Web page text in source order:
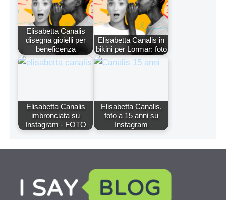
Elisabetta Canalis
disegna gioielli per
beneficenza
Elisabetta Canalis in
bikini per Lormar: foto
Elisabetta Canalis
imbronciata su
Instagram - FOTO
Elisabetta Canalis,
foto a 15 anni su
Instagram